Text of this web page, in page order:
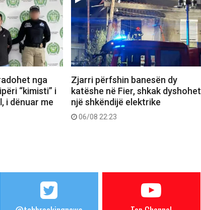
nga
“kimisti” i
i dënuar me
Zjarri përfshin banesën dy
katëshe në Fier, shkak dyshohet
një shkëndijë elektrike
06/08 22:23